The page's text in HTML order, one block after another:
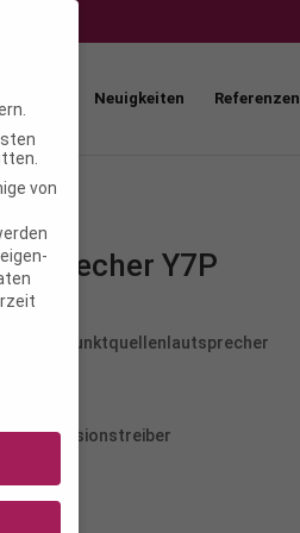
Neuigkeiten Referenzen
Y7P
Punktquellenlautsprecher
Kompressionstreiber
von